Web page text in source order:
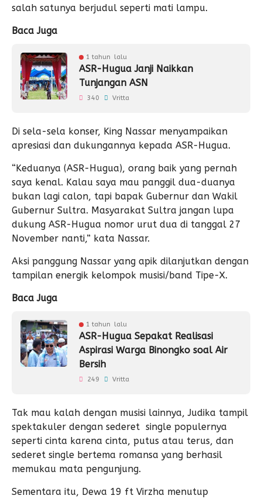
salah satunya berjudul seperti mati lampu.
Baca Juga
1 tahun lalu
ASR-Hugua Janji Naikkan
Tunjangan ASN
340 Vritta
Di sela-sela konser, King Nassar menyampaikan
apresiasi dan dukungannya kepada ASR-Hugua.
“Keduanya (ASR-Hugua), orang baik yang pernah
saya kenal. Kalau saya mau panggil dua-duanya
bukan lagi calon, tapi bapak Gubernur dan Wakil
Gubernur Sultra. Masyarakat Sultra jangan lupa
dukung ASR-Hugua nomor urut dua di tanggal 27
November nanti,” kata Nassar.
Aksi panggung Nassar yang apik dilanjutkan dengan
tampilan energik kelompok musisi/band Tipe-X.
Baca Juga
1 tahun lalu
ASR-Hugua Sepakat Realisasi
Aspirasi Warga Binongko soal Air
Bersih
249 Vritta
Tak mau kalah dengan musisi lainnya, Judika tampil
spektakuler dengan sederet single populernya
seperti cinta karena cinta, putus atau terus, dan
sederet single bertema romansa yang berhasil
memukau mata pengunjung.
Sementara itu, Dewa 19 ft Virzha menutup